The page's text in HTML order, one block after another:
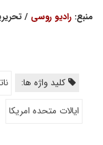
منبع: رادیو روسی /
کلید واژه ها:
ایالات متحده امریکا